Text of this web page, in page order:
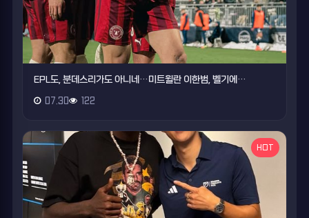
EPL도, 분데스리가도 아니네…미트윌란 이한범, 벨기에…
07.30 122
HOT